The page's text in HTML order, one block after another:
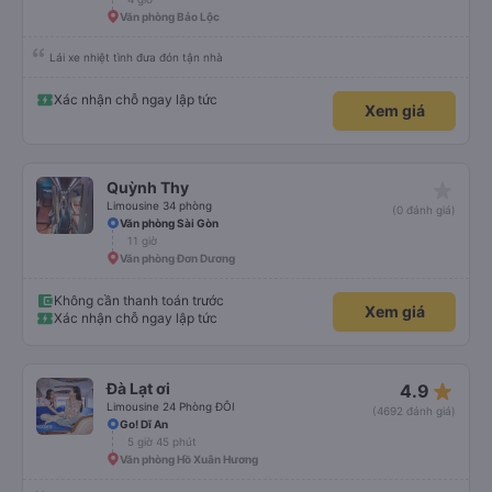
Văn phòng Bảo Lộc
Lái xe nhiệt tình đưa đón tận nhà
Xác nhận chỗ ngay lập tức
Xem giá
Quỳnh Thy
Limousine 34 phòng
(0 đánh giá)
Văn phòng Sài Gòn
11 giờ
Văn phòng Đơn Dương
Không cần thanh toán trước
Xác nhận chỗ ngay lập tức
Xem giá
Đà Lạt ơi
Limousine 24 Phòng ĐÔI
4.9 star_rate
(4692 đánh giá)
Go! Dĩ An
5 giờ 45 phút
Văn phòng Hồ Xuân Hương